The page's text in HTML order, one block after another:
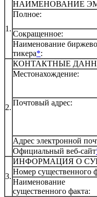
1.
НАИМЕНОВАНИЕ
Полное:
Сокращенное:
Наименование
тикера*:
2.
КОНТАКТНЫЕ
Местонахождение:
Почтовый адрес:
Адрес электронной
Официальный веб-сайт
3.
ИНФОРМАЦИЯ О
Номер существенного
Наименование
существенного факта: